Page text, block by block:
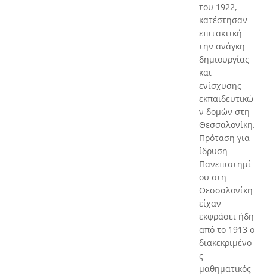
του 1922,
κατέστησαν
επιτακτική
την ανάγκη
δημιουργίας
και
ενίσχυσης
εκπαιδευτικώ
ν δομών στη
Θεσσαλονίκη.
Πρόταση για
ίδρυση
Πανεπιστημί
ου στη
Θεσσαλονίκη
είχαν
εκφράσει ήδη
από το 1913 ο
διακεκριμένο
ς
μαθηματικός